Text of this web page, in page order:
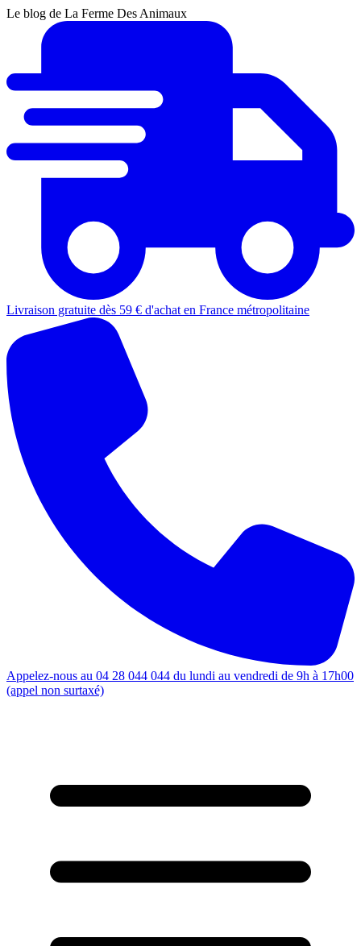
Le blog de La Ferme Des Animaux
Livraison gratuite dès 59 € d'achat en France métropolitaine
Appelez-nous au 04 28 044 044 du lundi au vendredi de 9h à 17h00
(appel non surtaxé)